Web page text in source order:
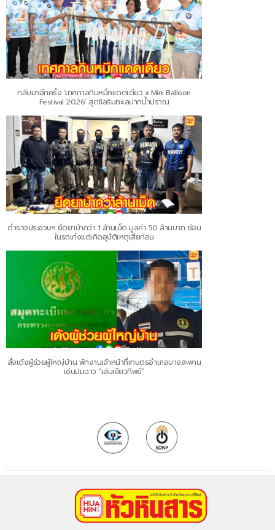
กลับมาอีกครั้ง ‘เทศกาลกินหมึกแดดเดียว x Mini Balloon
Festival 2026’ สุดชิลริมทะเลปากน้ำปราณ
ตำรวจประจวบฯ ยึดยาบ้ากว่า 1 ล้านเม็ด มูลค่า 50 ล้านบาท ซ่อน
ในรถเก๋งแต่เกิดอุบัติเหตุเสียก่อน
สั่งเด้งผู้ช่วยผู้ใหญ่บ้าน พักงานเจ้าหน้าที่เกษตรอำเภอบางสะพาน
เซ่นปมฉาว “เล่มเขียวทิพย์”